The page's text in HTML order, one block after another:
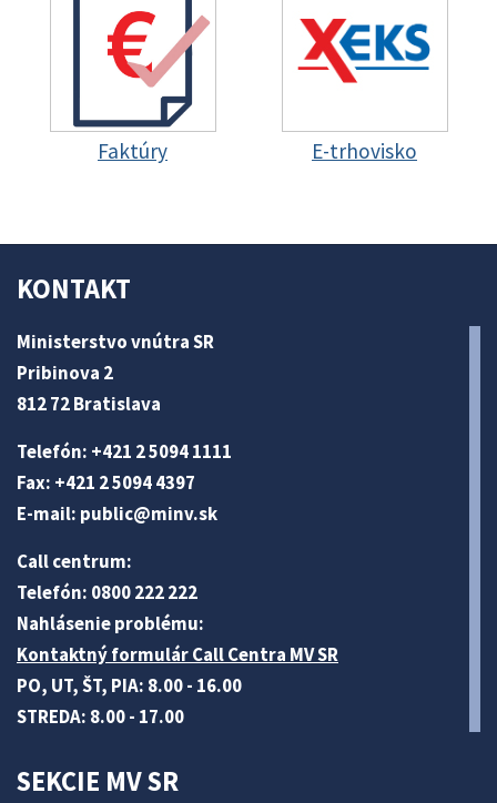
Faktúry E-trhovisko
KONTAKT
Ministerstvo vnútra SR
Pribinova 2
812 72 Bratislava
Telefón: +421 2 5094 1111
Fax: +421 2 5094 4397
E-mail: public@minv.sk
Call centrum:
Telefón: 0800 222 222
Nahlásenie problému:
Kontaktný formulár Call Centra MV SR
PO, UT, ŠT, PIA: 8.00 - 16.00
STREDA: 8.00 - 17.00
SEKCIE MV SR